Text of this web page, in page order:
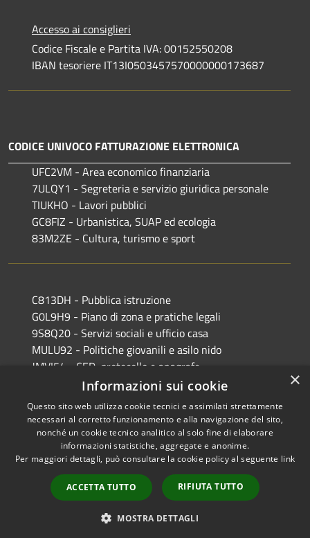
Accesso ai consiglieri
Codice Fiscale e Partita IVA: 00152550208
IBAN tesoriere IT13I0503457570000000173687
CODICE UNIVOCO FATTURAZIONE ELETTRONICA
UFC2VM - Area economico finanziaria
7ULQY1 - Segreteria e servizio giuridica personale
TIUKHO - Lavori pubblici
GC8FIZ - Urbanistica, SUAP ed ecologia
83M2ZE - Cultura, turismo e sport
C813DH - Pubblica istruzione
G0L9H9 - Piano di zona e pratiche legali
9S8Q20 - Servizi sociali e ufficio casa
MULU92 - Politiche giovanili e asilo nido
JMVI54 - CED, protocollo e anagrafe
EFR931 - Polizia Locale
Accessibilità
Copyright © 2026 • Comune di
Castiglione delle Stiviere •
Powered byMunicipium
Accesso redazione
×
Informazioni sui cookie
Questo sito web utilizza cookie tecnici e assimilati strettamente
necessari al corretto funzionamento e alla navigazione del sito,
nonché un cookie tecnico analitico al solo fine di elaborare
informazioni statistiche, aggregate e anonime.
Per maggiori dettagli, può consultare la cookie policy al seguente link
ACCETTA TUTTO RIFIUTA TUTTO
MOSTRA DETTAGLI